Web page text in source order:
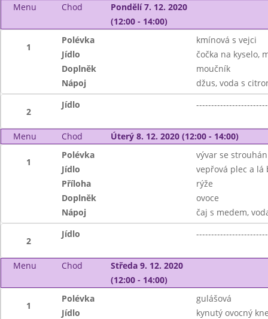
Menu Chod
Pondělí 7. 12. 2020
(12:00 - 14:00)
1
Polévka
kmínová s vejci
Jídlo
čočka na kyselo,
Doplněk
moučník
Nápoj
džus, voda s
2
Jídlo
Menu Chod Úterý 8. 12. 2020 (12:00 - 14:00)
1
Polévka
vývar se
Jídlo
vepřová plec a lá
Příloha
rýže
Doplněk
ovoce
Nápoj
čaj s medem,
2
Jídlo
Menu Chod
Středa 9. 12. 2020
(12:00 - 14:00)
1
Polévka
gulášová
Jídlo
kynutý ovocný